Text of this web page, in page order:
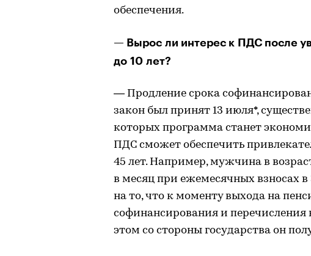
обеспечения.
— Вырос ли интерес к ПДС после
до 10 лет?
— Продление срока
закон был принят 13 июля*,
которых программа станет
ПДС сможет обеспечить
45 лет. Например, мужчина в
в месяц при ежемесячных взносах
на то, что к моменту выхода на
софинансирования и перечисления
этом со стороны государства он